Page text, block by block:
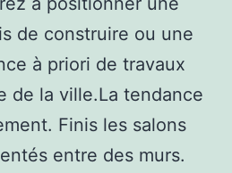
de construire ou une
à priori de travaux
de la ville.La tendance
Finis les salons
entre des murs.